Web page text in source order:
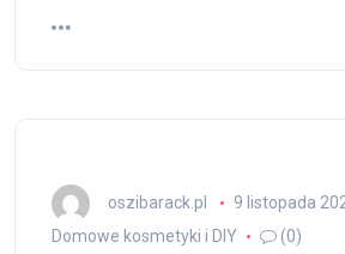
oszibarack.pl
9 listopada
Domowe kosmetyki i DIY
(0)